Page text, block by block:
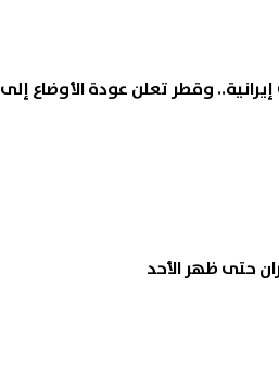
وقطر تعلن عودة الأوضاع إلى
حتى ظهر الأحد